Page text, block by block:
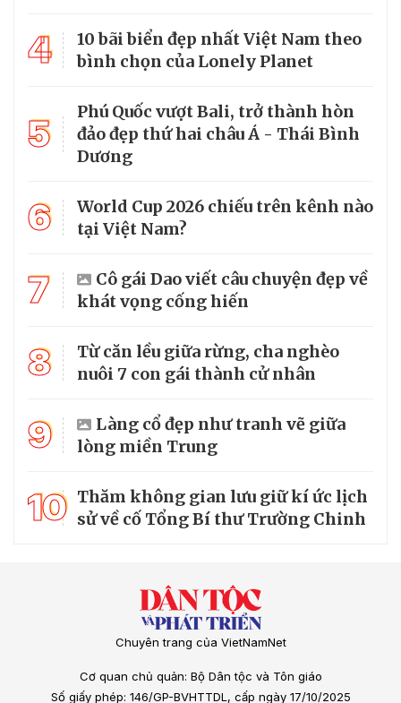
4
10 bãi biển đẹp nhất Việt Nam theo
bình chọn của Lonely Planet
5
Phú Quốc vượt Bali, trở thành hòn
đảo đẹp thứ hai châu Á - Thái Bình
Dương
6
World Cup 2026 chiếu trên kênh nào
tại Việt Nam?
7
Cô gái Dao viết câu chuyện đẹp về
khát vọng cống hiến
8
Từ căn lều giữa rừng, cha nghèo
nuôi 7 con gái thành cử nhân
9
Làng cổ đẹp như tranh vẽ giữa
lòng miền Trung
10 Thăm không gian lưu giữ kí ức lịch
sử về cố Tổng Bí thư Trường Chinh
Chuyên trang của VietNamNet
Cơ quan chủ quản: Bộ Dân tộc và Tôn giáo
Số giấy phép: 146/GP-BVHTTDL, cấp ngày 17/10/2025